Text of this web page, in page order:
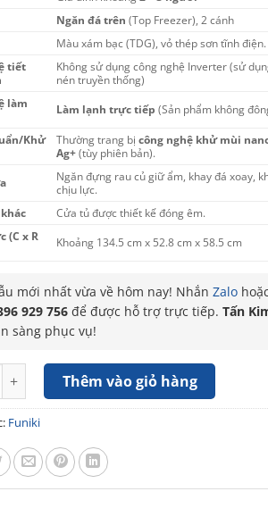
Ngăn đá trên (Top Freezer), 2 cánh
Màu xám bạc (TDG), vỏ thép sơn tĩnh điện.
tiết
Không sử dụng công nghệ Inverter (sử
nén truyền thống)
làm
Làm lạnh trực tiếp (Sản phẩm không
Khử
Thường trang bịcông nghệ khử mùi
Ag+(tùy phiên bản).
Ngăn đựng rau củ giữ ẩm, khay đá xoay,
chịu lực.
Cửa tủ được thiết kế đóng êm.
(C x R
Khoảng 134.5 cm x 52.8 cm x 58.5 cm
mới nhất vừa về hôm nay! Nhắn Zalo
929 756để được hỗ trợ trực tiếp. Tấn
sàng phục vụ!
185 lít HR T6185TDG số lượng
Thêm vào giỏ hàng
Funiki